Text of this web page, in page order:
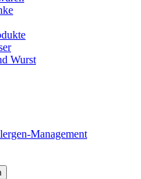
Wurst
Management